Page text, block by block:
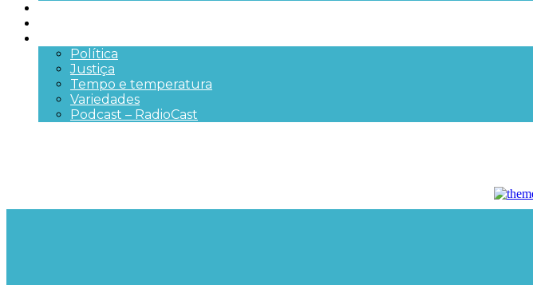
Política
Justiça
Tempo e temperatura
Variedades
Podcast – RadioCast